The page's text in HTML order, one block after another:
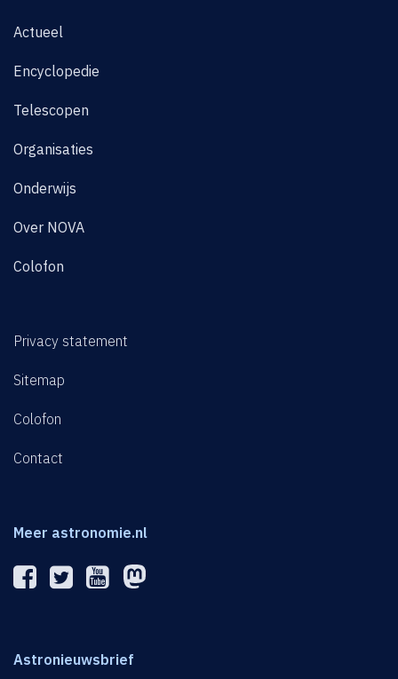
Actueel
Encyclopedie
Telescopen
Organisaties
Onderwijs
Over NOVA
Colofon
Privacy statement
Sitemap
Colofon
Contact
Meer astronomie.nl
Astronieuwsbrief